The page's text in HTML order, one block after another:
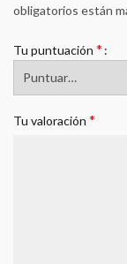
obligatorios están
Tu puntuación *
Tu valoración *